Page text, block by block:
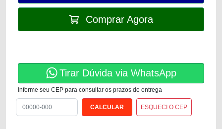
Comprar Agora
Tirar Dúvida via WhatsApp
Informe seu CEP para consultar os prazos de entrega
ESQUECI O CEP